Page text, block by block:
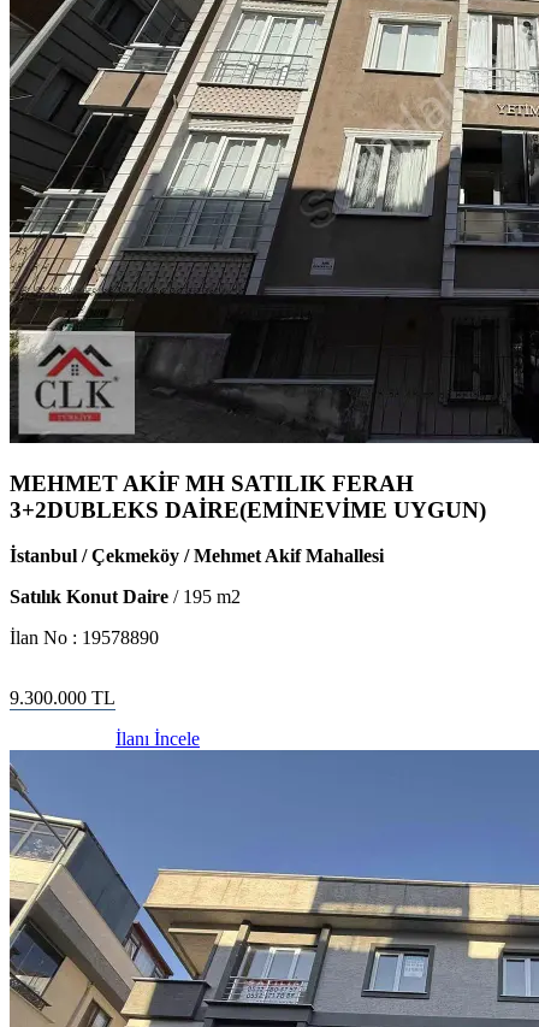
MEHMET AKİF MH SATILIK FERAH
3+2DUBLEKS DAİRE(EMİNEVİME UYGUN)
İstanbul / Çekmeköy / Mehmet Akif Mahallesi
Satılık Konut Daire / 195 m2
İlan No : 19578890
9.300.000 TL
İlanı İncele